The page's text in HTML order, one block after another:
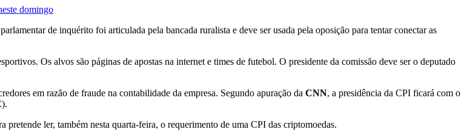
domingo
de inquérito foi articulada pela bancada ruralista e deve ser usada pela oposição para tentar conectar as
Os alvos são páginas de apostas na internet e times de futebol. O presidente da comissão deve ser o deputado
em razão de fraude na contabilidade da empresa. Segundo apuração da CNN, a presidência da CPI ficará com o
ler, também nesta quarta-feira, o requerimento de uma CPI das criptomoedas.